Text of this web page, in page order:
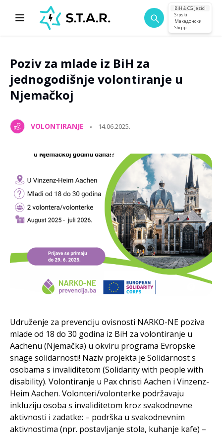
BiH & CG jezici
Srpski
Македонски
Shqip
Poziv za mlade iz BiH za
jednogodišnje volontiranje u
Njemačkoj
VOLONTIRANJE 14.06.2025.
Udruženje za prevenciju ovisnosti NARKO-NE poziva
mlade od 18 do 30 godina iz BiH za volontiranje u
Aachenu (Njemačka) u okviru programa Evropske
snage solidarnosti! Naziv projekta je Solidarnost s
osobama s invaliditetom (Solidarity with people with
disability). Volontiranje u Pax christi Aachen i Vinzenz-
Heim Aachen. Volonteri/volonterke podržavaju
inkluziju osoba s invaliditetom kroz svakodnevne
aktivnosti i zadatke: – podrška u svakodnevnim
aktivnostima (npr. postavljanje stola, kuhanje kafe) –